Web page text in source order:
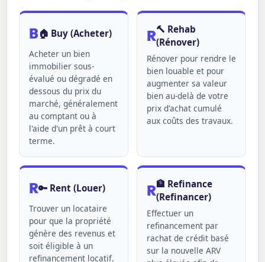
B🏠 Buy (Acheter)
Acheter un bien
immobilier sous-
évalué ou dégradé en
dessous du prix du
marché, généralement
au comptant ou à
l'aide d'un prêt à court
terme.
R🔨 Rehab
(Rénover)
Rénover pour rendre le
bien louable et pour
augmenter sa valeur
bien au-delà de votre
prix d'achat cumulé
aux coûts des travaux.
R🔑 Rent (Louer)
Trouver un locataire
pour que la propriété
génère des revenus et
soit éligible à un
refinancement locatif.
R🏦 Refinance
(Refinancer)
Effectuer un
refinancement par
rachat de crédit basé
sur la nouvelle ARV